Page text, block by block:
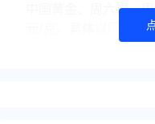
中国黄金、周六福、
元/克，具体以门店为